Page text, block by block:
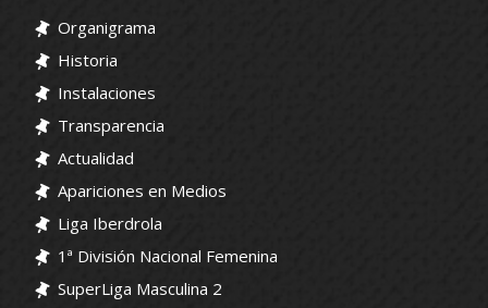
Organigrama
Historia
Instalaciones
Transparencia
Actualidad
Apariciones en Medios
Liga Iberdrola
1ª División Nacional Femenina
SuperLiga Masculina 2